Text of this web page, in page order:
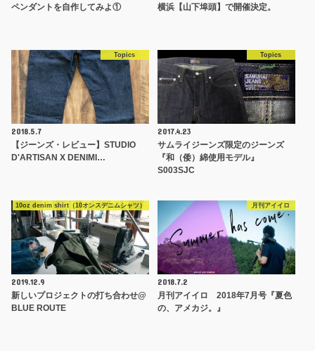
ペンダントを自作してみよ①
横浜【山下埠頭】で開催決定。
Topics
2018.5.7
【ジーンズ・レビュー】STUDIO
D'ARTISAN X DENIMI…
Topics
2017.4.23
サムライジーンズ限定のジーンズ
『和（倭）綿使用モデル』
S003SJC
10oz denim shirt（10オンスデニムシャツ）
2019.12.9
新しいプロジェクトの打ち合わせ@
BLUE ROUTE
月刊アイイロ
2018.7.2
月刊アイイロ 2018年7月号『夏色
の、アメカジ。』